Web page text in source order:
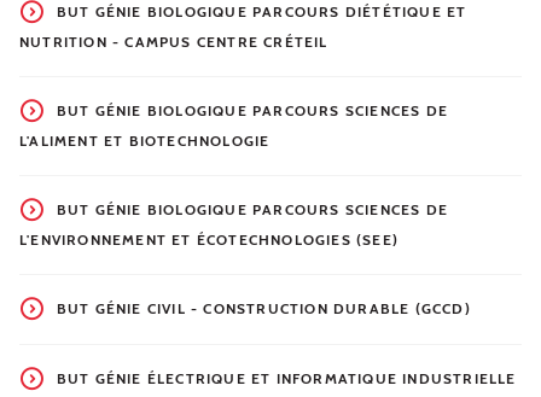
BUT GÉNIE BIOLOGIQUE PARCOURS DIÉTÉTIQUE ET
NUTRITION - CAMPUS CENTRE CRÉTEIL
BUT GÉNIE BIOLOGIQUE PARCOURS SCIENCES DE
L'ALIMENT ET BIOTECHNOLOGIE
BUT GÉNIE BIOLOGIQUE PARCOURS SCIENCES DE
L'ENVIRONNEMENT ET ÉCOTECHNOLOGIES (SEE)
BUT GÉNIE CIVIL - CONSTRUCTION DURABLE (GCCD)
BUT GÉNIE ÉLECTRIQUE ET INFORMATIQUE INDUSTRIELLE